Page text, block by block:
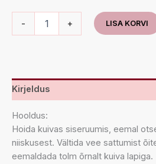
- + LISA KORVI
Kirjeldus
Hooldus:
Hoida kuivas siseruumis, eemal
niiskusest. Vältida vee sattumist
eemaldada tolm õrnalt kuiva lapiga.